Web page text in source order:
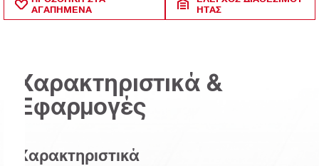
ΑΓΑΠΗΜΕΝΑ
ΗΤΑΣ
Χαρακτηριστικά &
Εφαρμογές
Χαρακτηριστικά